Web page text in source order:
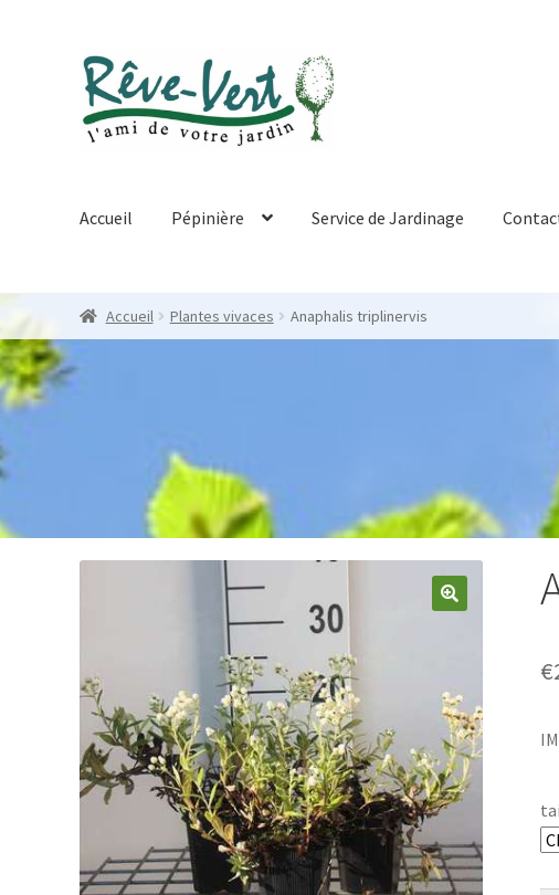
Skip
to
navigation
Skip
to
content
Accueil Pépinière Service de Jardinage
Accueil Plantes vivaces Anaphalis triplinervis
€